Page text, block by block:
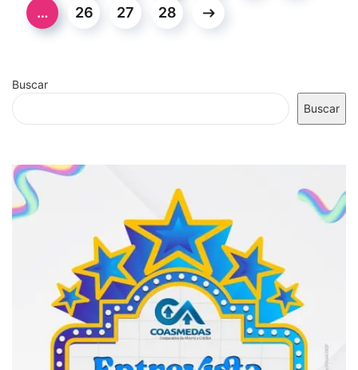
…
26 27 28
Buscar
Buscar